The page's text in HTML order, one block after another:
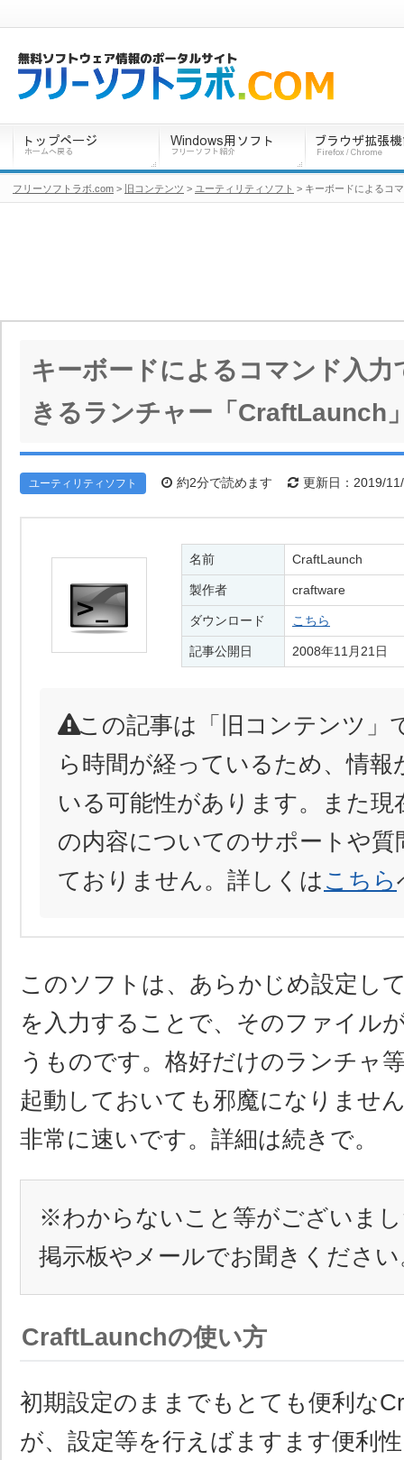
キーボードによるコマンド入力
きるランチャー「CraftLaunch
ユーティリティソフト 約2分で読めます 更新日：2019/
名前 CraftLaunch
製作者 craftware
ダウンロード こちら
記事公開日 2008年11月21日
この記事は「旧コンテンツ」
ら時間が経っているため、情報
いる可能性があります。また現
の内容についてのサポートや質
ておりません。詳しくは こちら
このソフトは、あらかじめ設定し
を入力することで、そのファイル
うものです。格好だけのランチャ
起動しておいても邪魔になりませ
非常に速いです。詳細は続きで。
※わからないこと等がございま
掲示板やメールでお聞きください
CraftLaunchの使い方
初期設定のままでもとても便利な
が、設定等を行えばますます便利
フリーソフトラボ.com > 旧コンテンツ > ユーティリティソフト > キーボードによるコ